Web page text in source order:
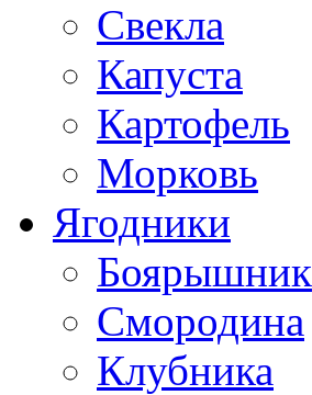
Свекла
Капуста
Картофель
Морковь
Ягодники
Боярышник
Смородина
Клубника